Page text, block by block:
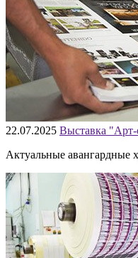
22.07.2025 Выставка "Арт-
Актуальные авангардные